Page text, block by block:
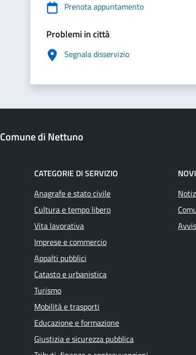
Prenota appuntamento
Problemi in città
Segnala disservizio
Comune di Nettuno
CATEGORIE DI SERVIZIO
Anagrafe e stato civile
Cultura e tempo libero
Vita lavorativa
Imprese e commercio
Appalti pubblici
Catasto e urbanistica
Turismo
Mobilità e trasporti
Educazione e formazione
Giustizia e sicurezza pubblica